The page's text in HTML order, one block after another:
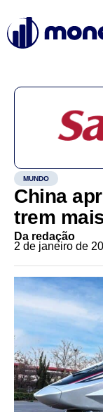
MUNDO
China
trem
Da redação
2 de janeiro de